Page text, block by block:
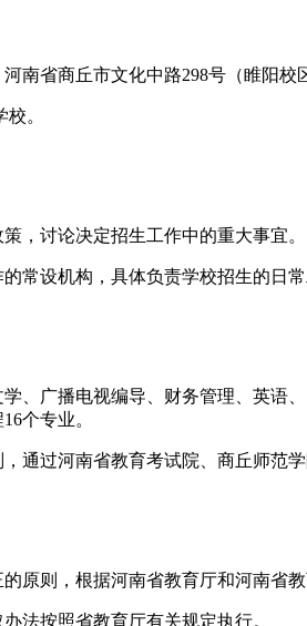
南省商丘市文化中路298号（睢阳校
。
，讨论决定招生工作中的重大事宜
常设机构，具体负责学校招生的日常
、广播电视编导、财务管理、英
个专业。
通过河南省教育考试院、商丘师范
原则，根据河南省教育厅和河南省
法按照省教育厅有关规定执行。